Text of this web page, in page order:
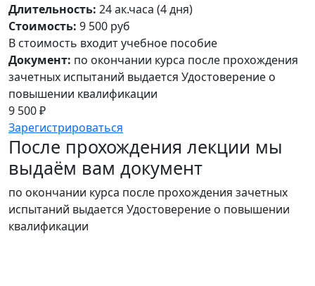
Длительность: 24 ак.часа (4 дня)
Стоимость: 9 500 руб
В стоимость входит учебное пособие
Документ: по окончании курса после прохождения
зачетных испытаний выдается Удостоверение о
повышении квалификации
9 500 ₽
Зарегистрироваться
После прохождения лекции мы
выдаём вам документ
по окончании курса после прохождения зачетных
испытаний выдается Удостоверение о повышении
квалификации